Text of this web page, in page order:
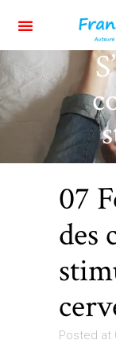
07
des
Posted at